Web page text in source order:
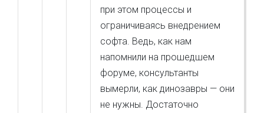
при этом процессы и
ограничиваясь внедрением
софта. Ведь, как нам
напомнили на прошедшем
форуме, консультанты
вымерли, как динозавры — они
не нужны. Достаточно